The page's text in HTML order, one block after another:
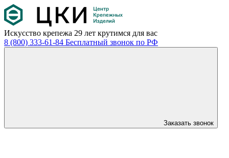
Искусство крепежа 29 лет крутимся для вас
8 (800) 333-61-84 Бесплатный звонок по РФ
Заказать звонок